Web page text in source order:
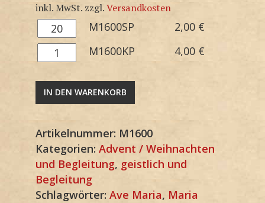
inkl. MwSt. zzgl.Versandkosten
M1600SP
Menge
M1600SP 2,00 €
M1600KP
Menge
M1600KP 4,00 €
IN DEN WARENKORB
Artikelnummer: M1600
Kategorien: Advent / Weihnachten
und Begleitung, geistlich und
Begleitung
Schlagwörter: Ave Maria, Maria